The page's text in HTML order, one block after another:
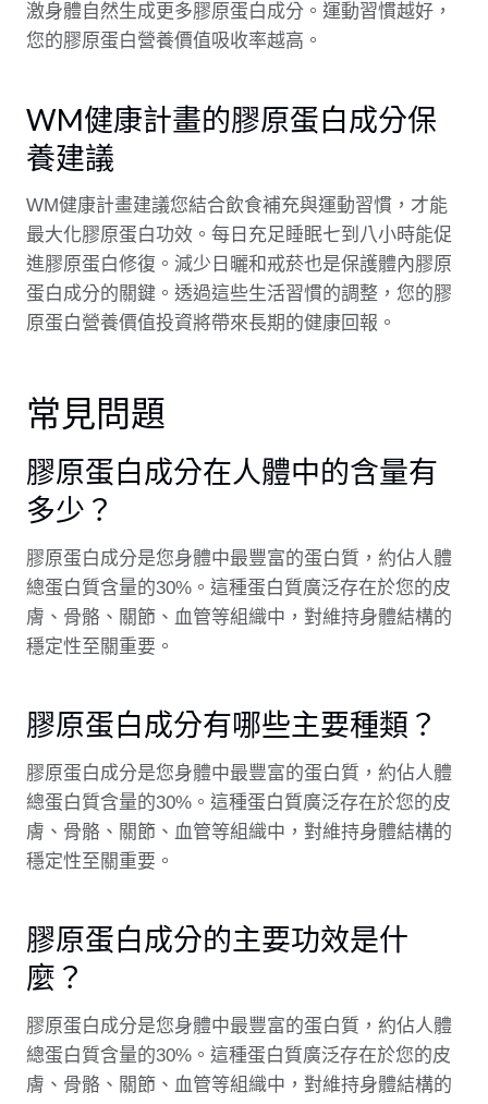
激身體自然生成更多膠原蛋白成分。運動習慣越好，
您的膠原蛋白營養價值吸收率越高。
WM健康計畫的膠原蛋白成分保
養建議
WM健康計畫建議您結合飲食補充與運動習慣，才能
最大化膠原蛋白功效。每日充足睡眠七到八小時能促
進膠原蛋白修復。減少日曬和戒菸也是保護體內膠原
蛋白成分的關鍵。透過這些生活習慣的調整，您的膠
原蛋白營養價值投資將帶來長期的健康回報。
常見問題
膠原蛋白成分在人體中的含量有
多少？
膠原蛋白成分是您身體中最豐富的蛋白質，約佔人體
總蛋白質含量的30%。這種蛋白質廣泛存在於您的皮
膚、骨骼、關節、血管等組織中，對維持身體結構的
穩定性至關重要。
膠原蛋白成分有哪些主要種類？
膠原蛋白成分是您身體中最豐富的蛋白質，約佔人體
總蛋白質含量的30%。這種蛋白質廣泛存在於您的皮
膚、骨骼、關節、血管等組織中，對維持身體結構的
穩定性至關重要。
膠原蛋白成分的主要功效是什
麼？
膠原蛋白成分是您身體中最豐富的蛋白質，約佔人體
總蛋白質含量的30%。這種蛋白質廣泛存在於您的皮
膚、骨骼、關節、血管等組織中，對維持身體結構的